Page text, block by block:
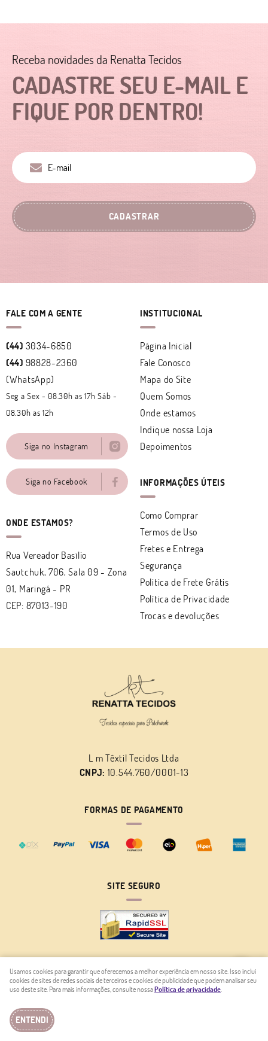
CADASTRE SEU E-MAIL E
FIQUE POR DENTRO!
Receba novidades da Renatta Tecidos
CADASTRAR
FALE COM A GENTE
(44) 3034-6850
(44) 98828-2360
(WhatsApp)
Seg a Sex - 08.30h as 17h Sáb -
08.30h as 12h
Siga no Instagram
Siga no Facebook
ONDE ESTAMOS?
Rua Vereador Basílio
Sautchuk, 706, Sala 09 - Zona
01, Maringá - PR
CEP: 87013-190
INSTITUCIONAL
Página Inicial
Fale Conosco
Mapa do Site
Quem Somos
Onde estamos
Indique nossa Loja
Depoimentos
INFORMAÇÕES ÚTEIS
Como Comprar
Termos de Uso
Fretes e Entrega
Segurança
Politica de Frete Grátis
Política de Privacidade
Trocas e devoluções
L m Têxtil Tecidos Ltda
CNPJ: 10.544.760/0001-13
FORMAS DE PAGAMENTO
SITE SEGURO
LOJA VIRTUAL CRIADA POR
Usamos cookies para garantir que oferecemos a melhor experiência em nosso site. Isso inclui
cookies de sites de redes sociais de terceiros e cookies de publicidade que podem analisar seu
uso deste site. Para mais informações, consulte nossaPolítica de privacidade.
ENTENDI